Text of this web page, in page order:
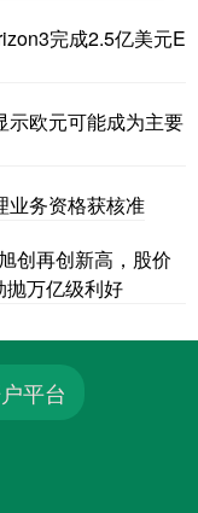
完成2.5亿美元E
示欧元可能成为主要
业务资格获核准
创再创新高，股价
万亿级利好
平台